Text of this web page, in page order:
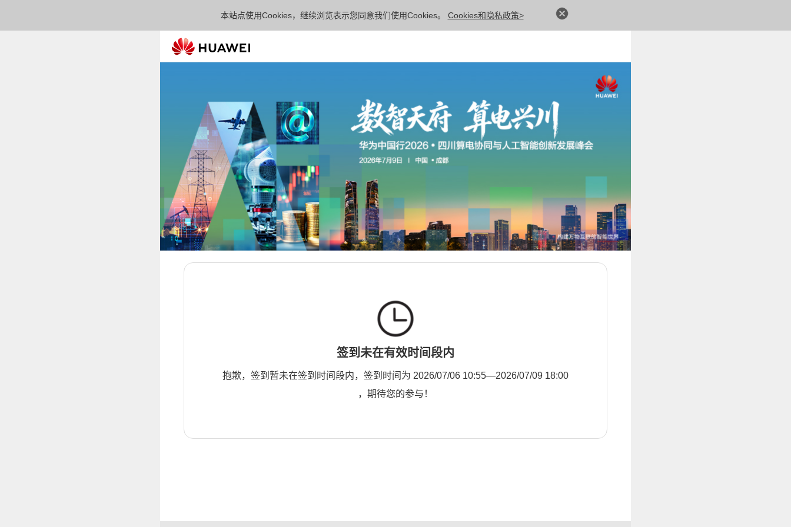
本站点使用Cookies，继续浏览表示您同意我们使用Cookies。 Cookies和隐私政策>
签到未在有效时间段内
抱歉，签到暂未在签到时间段内，签到时间为 2026/07/06 10:55—2026/07/09 18:00
，期待您的参与！